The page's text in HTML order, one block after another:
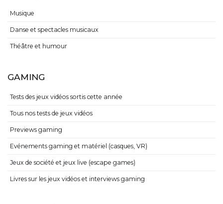
Musique
Danse et spectacles musicaux
Théâtre et humour
GAMING
Tests des jeux vidéos sortis cette année
Tous nos tests de jeux vidéos
Previews gaming
Evénements gaming et matériel (casques, VR)
Jeux de société et jeux live (escape games)
Livres sur les jeux vidéos et interviews gaming